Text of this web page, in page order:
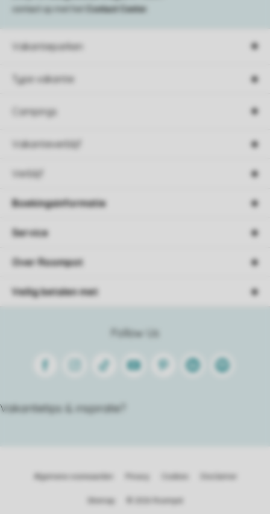
Vakantieparken
Type vakantie
Campings
Vakantieverblijf
Verblijf
contact op met het
Contact Center
Follow Us
FacebookInstagram
Tiktok Youtube PinterestLinkedinSpotify
Vakantietips & inspiratie?
Boekingsinformatie
Service
Over Roompot
Veilig betalen met
Algemene voorwaarden
Sitemap